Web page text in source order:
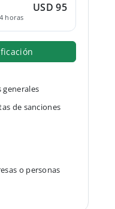
horas
USD 95
de sanciones
o personas